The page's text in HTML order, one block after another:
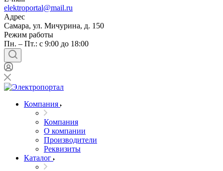
elektroportal@mail.ru
Адрес
Самара, ул. Мичурина, д. 150
Режим работы
Пн. – Пт.: с 9:00 до 18:00
Компания
Компания
О компании
Производители
Реквизиты
Каталог